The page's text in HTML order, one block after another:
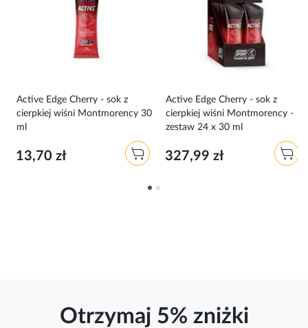
Active Edge Cherry - sok z
cierpkiej wiśni Montmorency 30
ml
13,70 zł
Active Edge Cherry - sok z
cierpkiej wiśni Montmorency -
zestaw 24 x 30 ml
327,99 zł
Otrzymaj 5% zniżki